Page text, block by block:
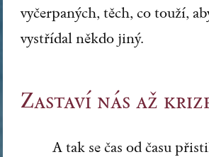
vyčerpaných, těch, co touží,
vystřídal někdo jiný.
Zastaví nás až
A tak se čas od času